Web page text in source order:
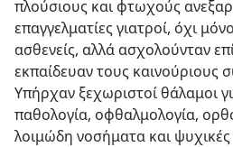
πλούσιους και φτωχούς
επαγγελματίες γιατροί, όχι
ασθενείς, αλλά ασχολούνταν
εκπαίδευαν τους καινούριους
Υπήρχαν ξεχωριστοί θάλαμοι
παθολογία, οφθαλμολογία,
λοιμώδη νοσήματα και ψυχικές